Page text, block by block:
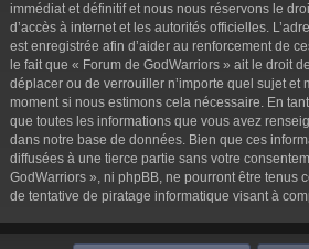
immédiat et définitif et nous nous réservons le
d’accès à internet et les autorités officielles.
est enregistrée afin d’aider au renforcement de
le fait que « Forum de GodWarriors » ait le droit
déplacer ou de verrouiller n’importe quel sujet et
moment si nous estimons cela nécessaire. En
que toutes les informations que vous avez
dans notre base de données. Bien que ces
diffusées à une tierce partie sans votre
GodWarriors », ni phpBB, ne pourront être tenus
de tentative de piratage informatique visant à